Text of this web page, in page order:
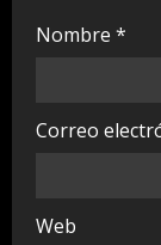
Nombre *
Correo
Web